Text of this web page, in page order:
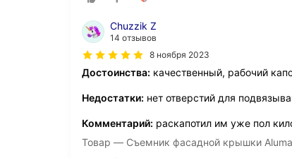
Chuzzik Z
14 отзывов
8 ноября 2023
Достоинства: качественный, рабочий
Недостатки: нет отверстий для
Комментарий: раскапотил им уже пол
Товар — Съемник фасадной крышки